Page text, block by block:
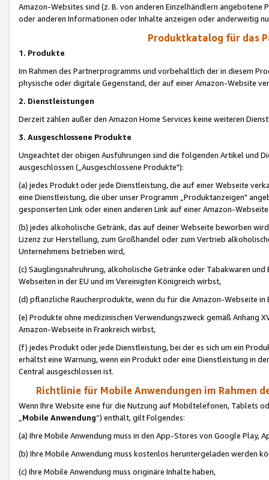
Amazon-Websites sind (z. B. von anderen Einzelhändlern
oder anderen Informationen oder Inhalte anzeigen oder anderweitig
Produktkatalog für das
1. Produkte
Im Rahmen des Partnerprogramms und vorbehaltlich der in diesem
physische oder digitale Gegenstand, der auf einer Amazon-Website
2. Dienstleistungen
Derzeit zählen außer den Amazon Home Services keine weiteren
3. Ausgeschlossene Produkte
Ungeachtet der obigen Ausführungen sind die folgenden Artikel und
ausgeschlossen („Ausgeschlossene Produkte"):
(a) jedes Produkt oder jede Dienstleistung, die auf einer Webseite
eine Dienstleistung, die über unser Programm „Produktanzeigen"
gesponserten Link oder einen anderen Link auf einer Amazon-
(b) jedes alkoholische Getränk, das auf deiner Webseite beworben
Lizenz zur Herstellung, zum Großhandel oder zum Vertrieb
Unternehmens betrieben wird,
(c) Säuglingsnahruhrung, alkoholische Getränke oder Tabakwaren
Webseiten in der EU und im Vereinigten Königreich wirbst,
(d) pflanzliche Raucherprodukte, wenn du für die Amazon-Webseite in
(e) Produkte ohne medizinischen Verwendungszweck gemäß Anhang
Amazon-Webseite in Frankreich wirbst,
(f) jedes Produkt oder jede Dienstleistung, bei der es sich um ein
erhältst eine Warnung, wenn ein Produkt oder eine Dienstleistung in
Central ausgeschlossen ist.
Richtlinie für Mobile Anwendungen im Rahmen
Wenn Ihre Website eine für die Nutzung auf Mobiltelefonen, Tablets
„Mobile Anwendung“) enthält, gilt Folgendes:
(a) Ihre Mobile Anwendung muss in den App-Stores von Google Play,
(b) Ihre Mobile Anwendung muss kostenlos heruntergeladen werden
(c) Ihre Mobile Anwendung muss originäre Inhalte haben,